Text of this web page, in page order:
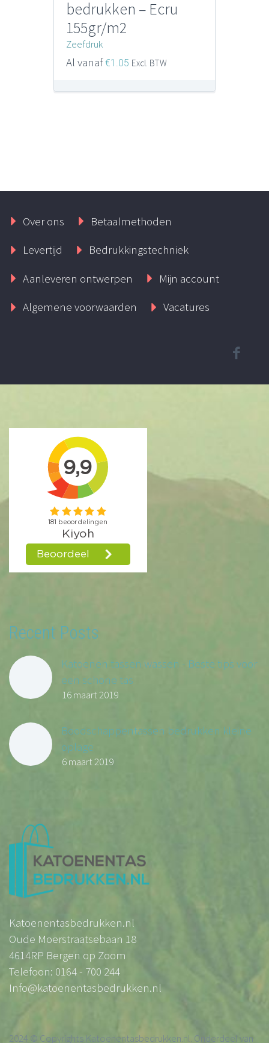
bedrukken – Ecru
155gr/m2
Zeefdruk
Al vanaf€1.05 Excl. BTW
Over ons
Betaalmethoden
Levertijd
Bedrukkingstechniek
Aanleveren ontwerpen
Mijn account
Algemene voorwaarden
Vacatures
Recent Posts
Katoenen tassen wassen - Beste tips voor
een schone tas
16 maart 2019
Boodschappentassen bedrukken kleine
oplage
6 maart 2019
Katoenentasbedrukken.nl
Oude Moerstraatsebaan 18
4614RP Bergen op Zoom
Telefoon: 0164 - 700 244
Info@katoenentasbedrukken.nl
2024 © Copyrights Katoenentasbedrukken.nl. Onderdeel van